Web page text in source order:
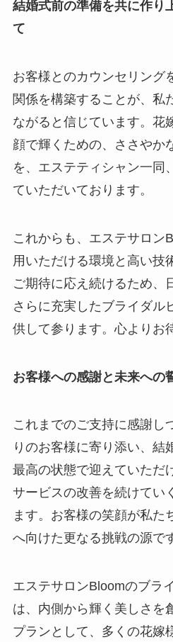
結婚式前の準備を共に作り
て
お客様とのカウンセリング
関係を構築することが、私
ながると信じています。花
顔で輝くための、ささやか
を、エステティシャン一同
ていただいております。
これからも、エステサロン
用いただける環境と高い技
ご期待に応え続けるため、
さらに充実したブライダル
供して参ります。心よりお
お客様への感謝と未来への
これまでのご支持に感謝し
りのお客様に寄り添い、結
最高の状態で迎えていただ
サービスの改善を続けてい
ます。お客様の笑顔が私た
へ向けた更なる挑戦の源で
エステサロンBloomのブラ
は、内側から輝く美しさを
プランとして、多くの花嫁